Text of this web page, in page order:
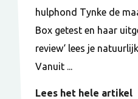
hulphond Tynke de
Box getest en haar
review‘ lees je
Vanuit ...
Lees het hele artikel